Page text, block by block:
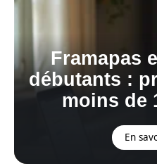
Framapas
débutants :
moins de
En